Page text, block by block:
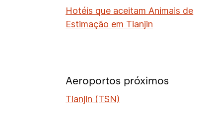
Hotéis que aceitam Animais de
Estimação em Tianjin
Aeroportos próximos
Tianjin (TSN)